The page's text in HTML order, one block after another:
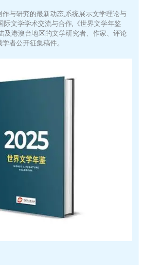
与研究的最新动态,系统展示文学理论与
际文学学术交流与合作,《世界文学年鉴
及港澳台地区的文学研究者、作家、评论
者公开征集稿件。